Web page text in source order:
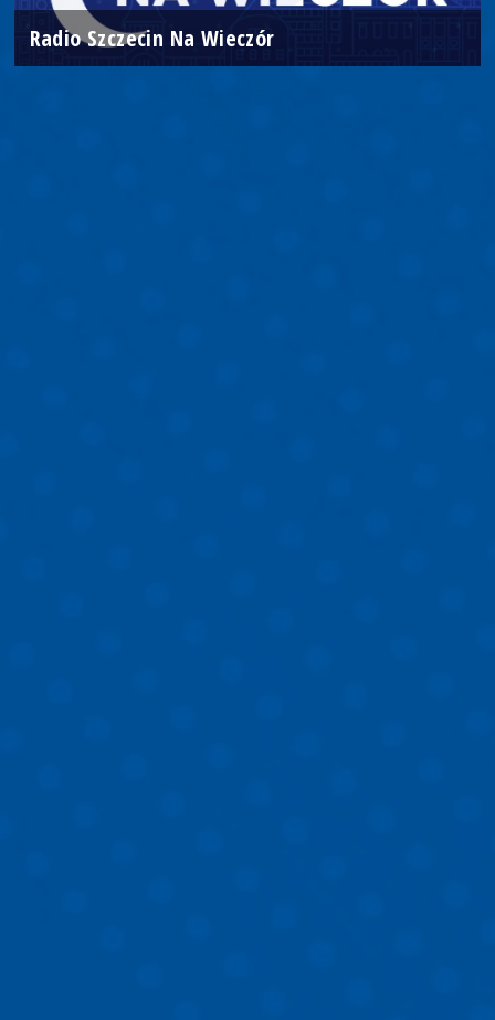
Radio Szczecin Na Wieczór